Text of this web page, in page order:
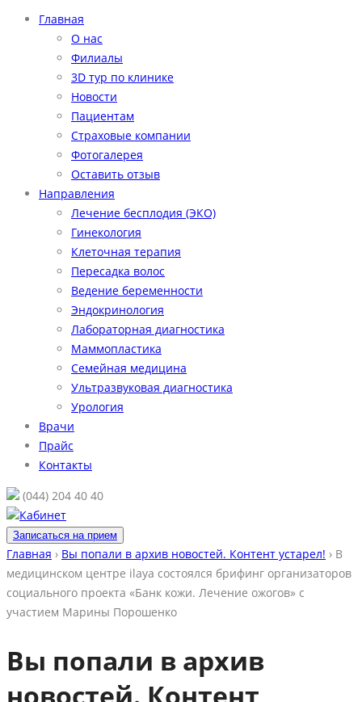
Главная
О нас
Филиалы
3D тур по клинике
Новости
Пациентам
Страховые компании
Фотогалерея
Оставить отзыв
Направления
Лечение бесплодия (ЭКО)
Гинекология
Клеточная терапия
Пересадка волос
Ведение беременности
Эндокринология
Лабораторная диагностика
Маммопластика
Семейная медицина
Ультразвуковая диагностика
Урология
Врачи
Прайс
Контакты
(044) 204 40 40
Кабинет
Записаться на прием
Главная › Вы попали в архив новостей. Контент устарел! › В
медицинском центре ilaya состоялся брифинг организаторов
социального проекта «Банк кожи. Лечение ожогов» с
участием Марины Порошенко
Вы попали в архив